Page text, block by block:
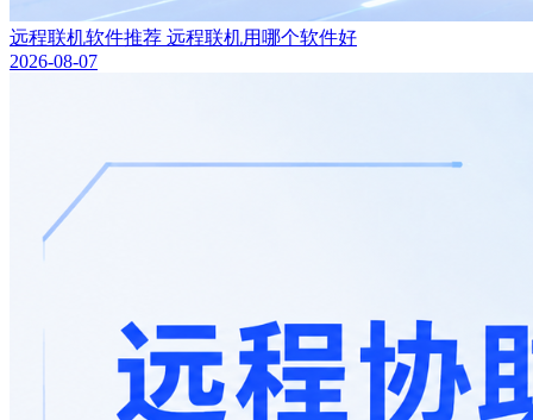
远程联机软件推荐 远程联机用哪个软件好
2026-08-07